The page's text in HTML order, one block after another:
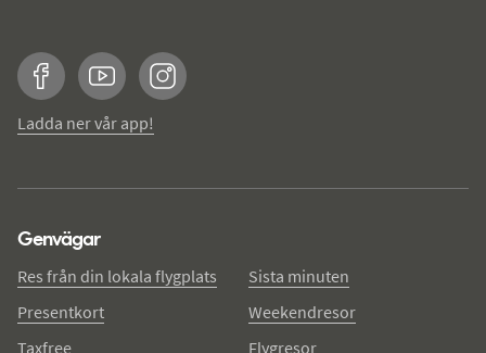
FacebookYouTubeInstagram
Ladda ner vår app!
Genvägar
Res från din lokala flygplats
Presentkort
Taxfree
Sista minuten
Weekendresor
Flygresor